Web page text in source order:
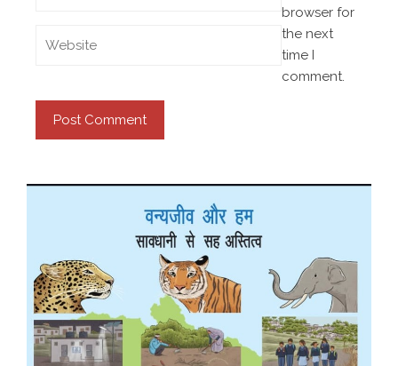
browser for
the next
time I
comment.